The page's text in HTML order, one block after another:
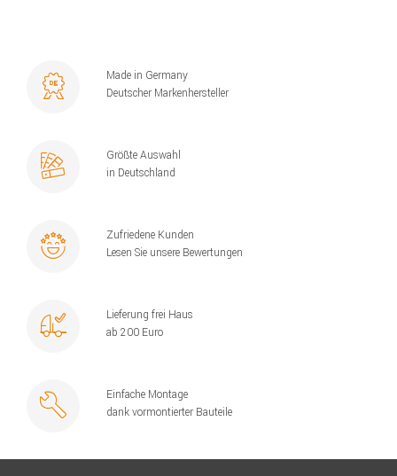
Made in Germany
Deutscher Markenhersteller
Größte Auswahl
in Deutschland
Zufriedene Kunden
Lesen Sie unsere Bewertungen
Lieferung frei Haus
ab 200 Euro
Einfache Montage
dank vormontierter Bauteile